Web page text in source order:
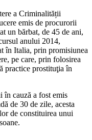
a Criminalității
emis de procurorii
un bărbat, de 45 de ani,
anului 2014,
în Italia, prin promisiunea
pe care, prin folosirea
practice prostituţia în
în cauză a fost emis
de 30 de zile, acesta
de constituirea unui